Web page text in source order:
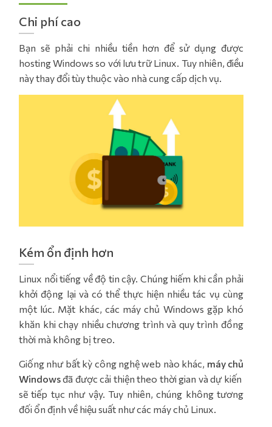
Chi phí cao
Bạn sẽ phải chi nhiều tiền hơn để sử dụng được
hosting Windows so với lưu trữ Linux. Tuy nhiên, điều
này thay đổi tùy thuộc vào nhà cung cấp dịch vụ.
Kém ổn định hơn
Linux nổi tiếng về độ tin cậy. Chúng hiếm khi cần phải
khởi động lại và có thể thực hiện nhiều tác vụ cùng
một lúc. Mặt khác, các máy chủ Windows gặp khó
khăn khi chạy nhiều chương trình và quy trình đồng
thời mà không bị treo.
Giống như bất kỳ công nghệ web nào khác, máy chủ
Windowsđã được cải thiện theo thời gian và dự kiến ​​
sẽ tiếp tục như vậy. Tuy nhiên, chúng không tương
đối ổn định về hiệu suất như các máy chủ Linux.